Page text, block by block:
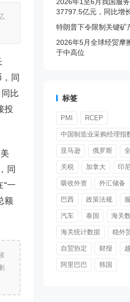
同
比
投
同
“一
额
37797.5亿元，同比增
特朗普下令限制关键矿
2026年5月全球经贸摩
于中高位
标签
PMI RCEP
中国制造业采购经理指
亚马逊 俄罗斯
关税 加拿大 印
吸收外资 外汇储备
巴西 政策法规
汽车 泰国 海关
海关统计数据 稳外
自贸协定 财报
阿里巴巴 韩国